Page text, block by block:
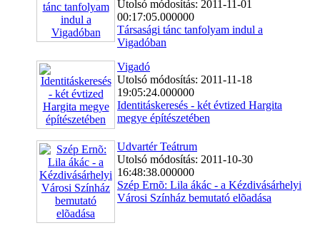
Utolsó módosítás: 2011-11-01
00:17:05.000000
Társasági tánc tanfolyam indul a
Vigadóban
Vigadó
Utolsó módosítás: 2011-11-18
19:05:24.000000
Identitáskeresés - két évtized Hargita
megye építészetében
Udvartér Teátrum
Utolsó módosítás: 2011-10-30
16:48:38.000000
Szép Ernõ: Lila ákác - a Kézdivásárhelyi
Városi Színház bemutató elõadása